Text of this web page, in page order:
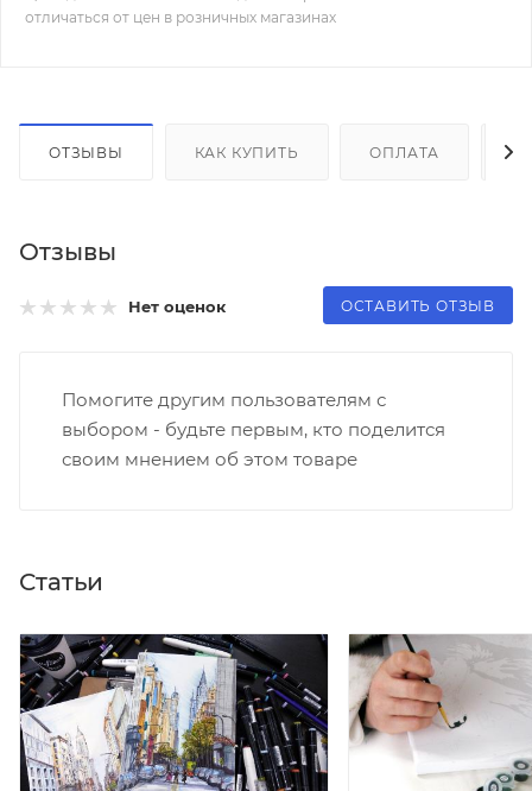
отличаться от цен в розничных магазинах
ОТЗЫВЫ КАК КУПИТЬ ОПЛАТА
Отзывы
Нет оценок ОСТАВИТЬ ОТЗЫВ
Помогите другим пользователям с
выбором - будьте первым, кто поделится
своим мнением об этом товаре
Статьи